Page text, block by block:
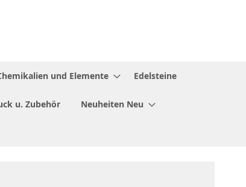
und Elemente Edelsteine
u. Zubehör Neuheiten Neu